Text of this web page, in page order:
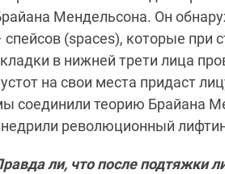
Мендельсона. Он
спейсов (spaces), которые при
в нижней трети лица
на свои места придаст
соединили теорию Брайана
революционный
ли, что после подтяжки